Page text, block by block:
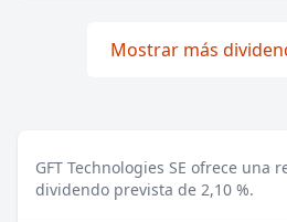
Mostrar más
GFT Technologies SE ofrece una
dividendo prevista de 2,10 %.